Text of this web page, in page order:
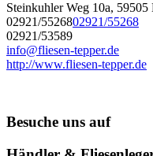
Steinkuhler Weg 10a,
02921/5526802921/55268
02921/53589
info@fliesen-tepper.de
http://www.fliesen-tepper.de
Besuche uns auf